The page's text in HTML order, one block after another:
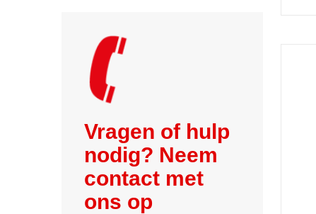
Vragen of hulp
nodig? Neem
contact met
ons op